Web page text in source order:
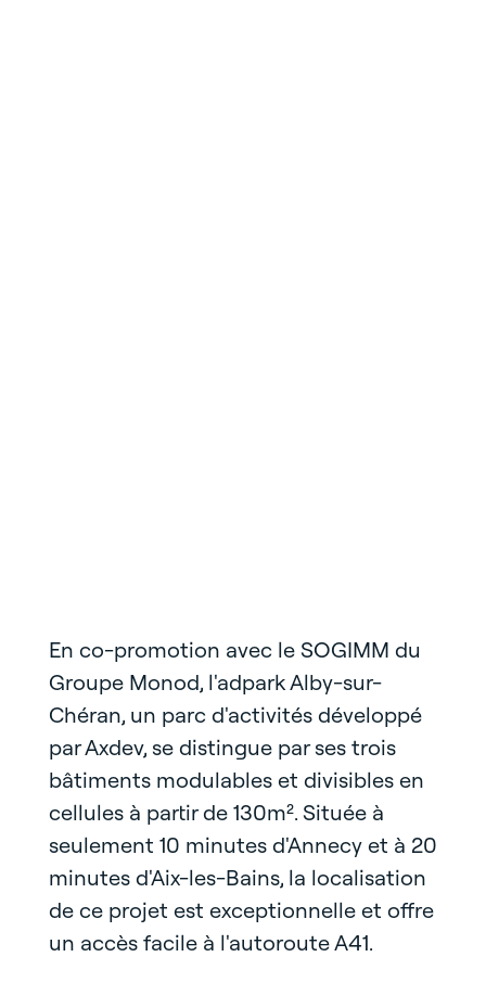
En co-promotion avec le SOGIMM du
Groupe Monod, l'adpark Alby-sur-
Chéran, un parc d'activités développé
par Axdev, se distingue par ses trois
bâtiments modulables et divisibles en
cellules à partir de 130m². Située à
seulement 10 minutes d'Annecy et à 20
minutes d'Aix-les-Bains, la localisation
de ce projet est exceptionnelle et offre
un accès facile à l'autoroute A41.